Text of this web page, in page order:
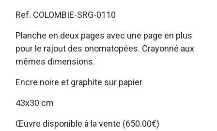
Ref. COLOMBIE-SRG-0110
Planche en deux pages avec une page en plus
pour le rajout des onomatopées. Crayonné aux
mêmes dimensions.
Encre noire et graphite sur papier
43x30 cm
Œuvre disponible à la vente (650.00€)